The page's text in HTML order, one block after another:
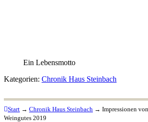
Ein Lebensmotto
Kategorien: Chronik Haus Steinbach
Start → Chronik Haus Steinbach → Impressionen
Weingutes 2019